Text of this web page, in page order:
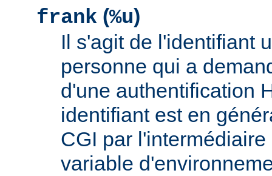
frank (%u)
Il s'agit de l'identifiant
personne qui a
d'une authentification
identifiant est en
CGI par
variable